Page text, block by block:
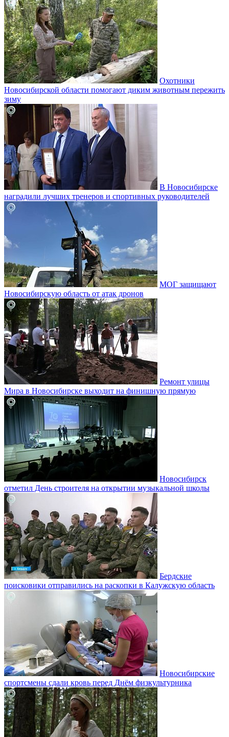
Охотники
Новосибирской области помогают диким животным пережить
зиму
В Новосибирске
наградили лучших тренеров и спортивных руководителей
МОГ защищают
Новосибирскую область от атак дронов
Ремонт улицы
Мира в Новосибирске выходит на финишную прямую
Новосибирск
отметил День строителя на открытии музыкальной школы
Бердские
поисковики отправились на раскопки в Калужскую область
Новосибирские
спортсмены сдали кровь перед Днём физкультурника